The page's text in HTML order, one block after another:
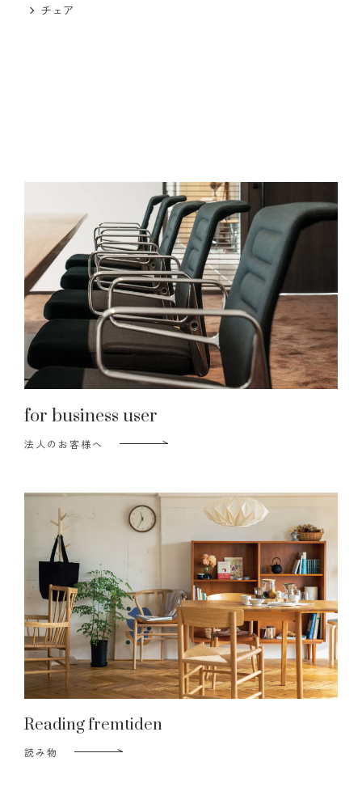
チェア
for business user
法人のお客様へ
Reading fremtiden
読み物